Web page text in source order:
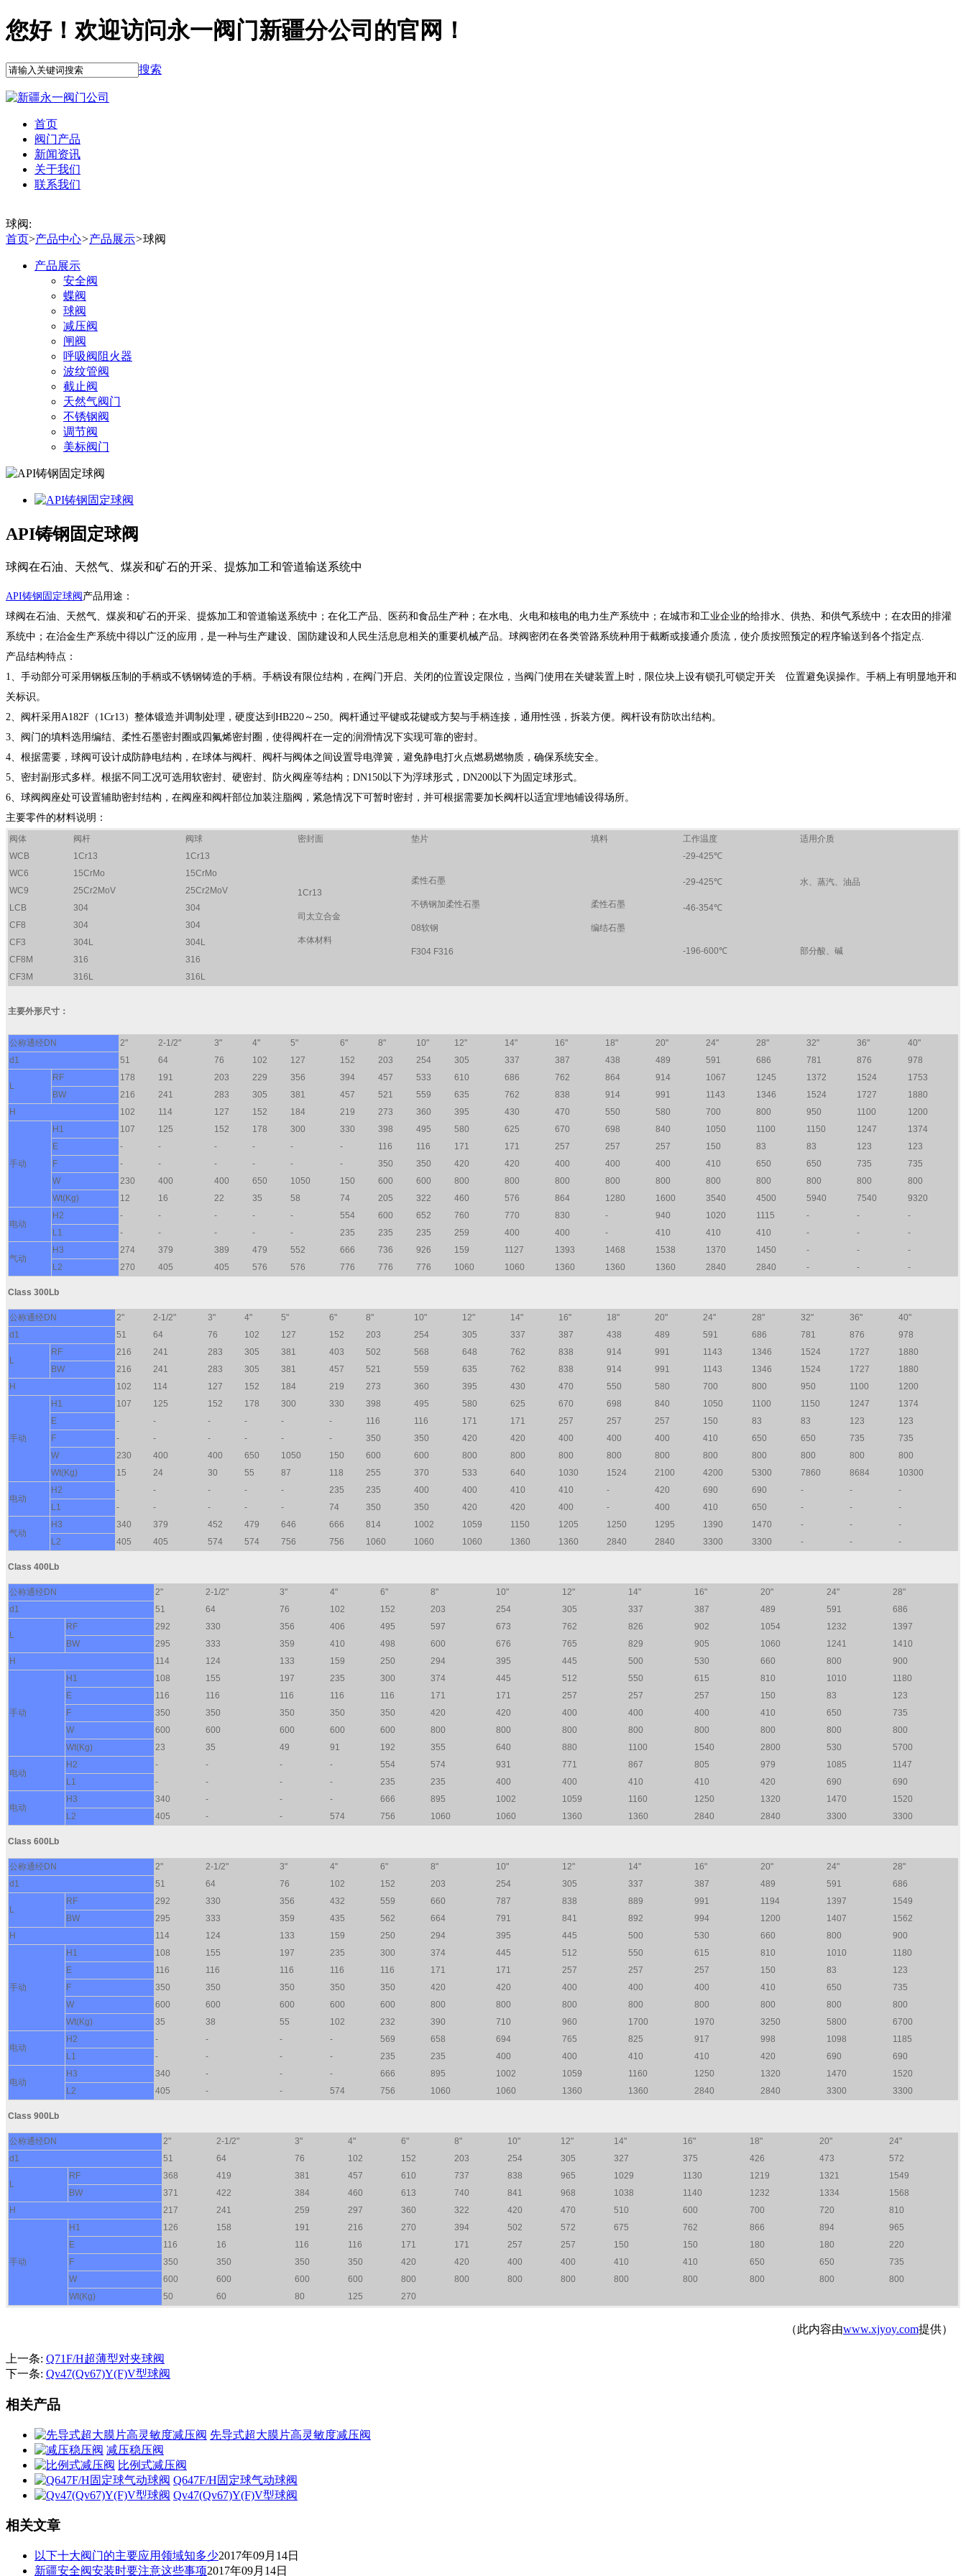
您好！欢迎访问永一阀门新疆分公司的官网！
搜索
首页
阀门产品
新闻资讯
关于我们
联系我们
球阀:
首页>产品中心>产品展示>球阀
产品展示
安全阀
蝶阀
球阀
减压阀
闸阀
呼吸阀阻火器
波纹管阀
截止阀
天然气阀门
不锈钢阀
调节阀
美标阀门
API铸钢固定球阀
球阀在石油、天然气、煤炭和矿石的开采、提炼加工和管道输送系统中
API铸钢固定球阀 产品用途：
球阀在石油、天然气、煤炭和矿石的开采、提炼加工和管道输送系统中；在化工产品、医药和食品生产种；在水电、火电和核电的电力生产系统中；在城市和工业企业的给排水、供热、和供气系统中；在农田的排灌
系统中；在治金生产系统中得以广泛的应用，是一种与生产建设、国防建设和人民生活息息相关的重要机械产品。球阀密闭在各类管路系统种用于截断或接通介质流，使介质按照预定的程序输送到各个指定点.
产品结构特点：
1、手动部分可采用钢板压制的手柄或不锈钢铸造的手柄。手柄设有限位结构，在阀门开启、关闭的位置设定限位，当阀门使用在关键装置上时，限位块上设有锁孔可锁定开关 位置避免误操作。手柄上有明显地开和
关标识。
2、阀杆采用A182F（1Cr13）整体锻造并调制处理，硬度达到HB220～250。阀杆通过平键或花键或方契与手柄连接，通用性强，拆装方便。阀杆设有防吹出结构。
3、阀门的填料选用编结、柔性石墨密封圈或四氟烯密封圈，使得阀杆在一定的润滑情况下实现可靠的密封。
4、根据需要，球阀可设计成防静电结构，在球体与阀杆、阀杆与阀体之间设置导电弹簧，避免静电打火点燃易燃物质，确保系统安全。
5、密封副形式多样。根据不同工况可选用软密封、硬密封、防火阀座等结构；DN150以下为浮球形式，DN200以下为固定球形式。
6、球阀阀座处可设置辅助密封结构，在阀座和阀杆部位加装注脂阀，紧急情况下可暂时密封，并可根据需要加长阀杆以适宜埋地铺设得场所。
主要零件的材料说明：
阀体 阀杆 阀球 密封面 垫片 填料 工作温度
适用介质
WCB
1Cr13 1Cr13
1Cr13
司太立合金
本体材料
柔性石墨
不锈钢加柔性石墨
08软钢
F304 F316
柔性石墨
编结石墨
-29-425℃
水、蒸汽、油品
WC6 15CrMo
15CrMo
-29-425℃
WC9
25Cr2MoV
25Cr2MoV
LCB
304 304
-46-354℃
CF8
304 304
-196-600℃ 部分酸、碱
CF3 304L
304L
CF8M
316
316
CF3M
316L 316L
主要外形尺寸：
公称通经DN 2" 2-1/2" 3" 4" 5" 6" 8" 10" 12" 14" 16" 18" 20" 24" 28" 32" 36"
40"
d1
51 64 76 102 127 152 203 254 305 337 387 438 489 591 686 781 876 978
L
RF 178 191 203 229 356 394 457 533 610 686 762 864 914 1067 1245 1372 1524
1753
BW
216 241 283 305 381 457 521 559 635 762 838 914 991 1143 1346 1524 1727
1880
H
102 114 127 152 184 219 273 360 395 430 470 550 580 700 800 950 1100 1200
手动
H1 107 125 152 178 300 330 398 495 580 625 670 698 840 1050 1100 1150 1247
1374
E
- - - - - - 116 116 171 171 257 257 257 150 83 83 123
123
F
- - - - - - 350 350 420 420 400 400 400 410 650 650 735
735
W
230 400 400 650 1050 150 600 600 800 800 800 800 800 800 800 800 800
800
Wt(Kg)
12 16 22 35 58 74 205 322 460 576 864 1280 1600 3540 4500 5940 7540 9320
电动
H2 - - - - - 554 600 652 760 770 830 - 940 1020 1115 - -
-
L1
- - - - - 235 235 235 259 400 400 - 410 410 410 - - -
气动
H3 274 379 389 479 552 666 736 926 159 1127 1393 1468 1538 1370 1450 - -
-
L2
270 405 405 576 576 776 776 776 1060 1060 1360 1360 1360 2840 2840 - - -
Class 300Lb
公称通经DN 2" 2-1/2" 3" 4" 5" 6" 8" 10" 12" 14" 16" 18" 20" 24" 28" 32" 36"
40"
d1
51 64 76 102 127 152 203 254 305 337 387 438 489 591 686 781 876 978
L
RF 216 241 283 305 381 403 502 568 648 762 838 914 991 1143 1346 1524 1727
1880
BW
216 241 283 305 381 457 521 559 635 762 838 914 991 1143 1346 1524 1727
1880
H
102 114 127 152 184 219 273 360 395 430 470 550 580 700 800 950 1100 1200
手动
H1 107 125 152 178 300 330 398 495 580 625 670 698 840 1050 1100 1150 1247
1374
E
- - - - - - 116 116 171 171 257 257 257 150 83 83 123
123
F
- - - - - - 350 350 420 420 400 400 400 410 650 650 735
735
W
230 400 400 650 1050 150 600 600 800 800 800 800 800 800 800 800 800
800
Wt(Kg)
15 24 30 55 87 118 255 370 533 640 1030 1524 2100 4200 5300 7860 8684 10300
电动
H2 - - - - - 235 235 400 400 410 410 - 420 690 690 - -
-
L1
- - - - - 74 350 350 420 420 400 - 400 410 650 - - -
气动
H3 340 379 452 479 646 666 814 1002 1059 1150 1205 1250 1295 1390 1470 - -
-
L2
405 405 574 574 756 756 1060 1060 1060 1360 1360 2840 2840 3300 3300 - - -
Class 400Lb
公称通经DN 2" 2-1/2" 3" 4" 6" 8" 10" 12" 14" 16" 20" 24"
28"
d1
51 64 76 102 152 203 254 305 337 387 489 591 686
L
RF 292 330 356 406 495 597 673 762 826 902 1054 1232
1397
BW
295 333 359 410 498 600 676 765 829 905 1060 1241
1410
H
114 124 133 159 250 294 395 445 500 530 660 800 900
手动
H1 108 155 197 235 300 374 445 512 550 615 810 1010
1180
E
116 116 116 116 116 171 171 257 257 257 150 83
123
F
350 350 350 350 350 420 420 400 400 400 410 650
735
W
600 600 600 600 600 800 800 800 800 800 800 800
800
Wt(Kg)
23 35 49 91 192 355 640 880 1100 1540 2800 530 5700
电动
H2 - - - - 554 574 931 771 867 805 979 1085
1147
L1
- - - - 235 235 400 400 410 410 420 690 690
电动
H3 340 - - - 666 895 1002 1059 1160 1250 1320 1470
1520
L2
405 - - 574 756 1060 1060 1360 1360 2840 2840 3300 3300
Class 600Lb
公称通经DN 2" 2-1/2" 3" 4" 6" 8" 10" 12" 14" 16" 20" 24"
28"
d1
51 64 76 102 152 203 254 305 337 387 489 591 686
L
RF 292 330 356 432 559 660 787 838 889 991 1194 1397
1549
BW
295 333 359 435 562 664 791 841 892 994 1200 1407
1562
H
114 124 133 159 250 294 395 445 500 530 660 800 900
手动
H1 108 155 197 235 300 374 445 512 550 615 810 1010
1180
E
116 116 116 116 116 171 171 257 257 257 150 83
123
F
350 350 350 350 350 420 420 400 400 400 410 650
735
W
600 600 600 600 600 800 800 800 800 800 800 800
800
Wt(Kg)
35 38 55 102 232 390 710 960 1700 1970 3250 5800 6700
电动
H2 - - - - 569 658 694 765 825 917 998 1098
1185
L1
- - - - 235 235 400 400 410 410 420 690 690
电动
H3 340 - - - 666 895 1002 1059 1160 1250 1320 1470
1520
L2
405 - - 574 756 1060 1060 1360 1360 2840 2840 3300 3300
Class 900Lb
公称通经DN 2" 2-1/2" 3" 4" 6" 8" 10" 12" 14" 16" 18" 20"
24"
d1
51 64 76 102 152 203 254 305 327 375 426 473 572
L
RF 368 419 381 457 610 737 838 965 1029 1130 1219 1321
1549
BW
371 422 384 460 613 740 841 968 1038 1140 1232 1334
1568
H
217 241 259 297 360 322 420 470 510 600 700 720 810
手动
H1 126 158 191 216 270 394 502 572 675 762 866 894
965
E
116 16 116 116 171 171 257 257 150 150 180 180
220
F
350 350 350 350 420 420 400 400 410 410 650 650
735
W
600 600 600 600 800 800 800 800 800 800 800 800
800
Wt(Kg)
50 60 80 125 270
（此内容由www.xjyoy.com提供）
上一条: Q71F/H超薄型对夹球阀
下一条: Qv47(Qv67)Y(F)V型球阀
相关产品
先导式超大膜片高灵敏度减压阀
减压稳压阀
比例式减压阀
Q647F/H固定球气动球阀
Qv47(Qv67)Y(F)V型球阀
相关文章
以下十大阀门的主要应用领域知多少2017年09月14日
新疆安全阀安装时要注意这些事项2017年09月14日